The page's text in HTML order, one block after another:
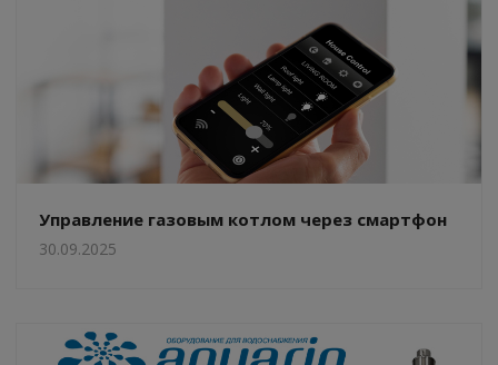
Управление газовым котлом через смартфон
30.09.2025